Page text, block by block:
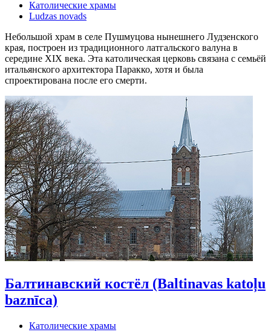
Католические храмы
Ludzas novads
Небольшой храм в селе Пушмуцова нынешнего Лудзенского
края, построен из традиционного латгальского валуна в
середине XIX века. Эта католическая церковь связана с семьёй
итальянского архитектора Паракко, хотя и была
спроектирована после его смерти.
Балтинавский костёл (Baltinavas katoļu
baznīca)
Католические храмы